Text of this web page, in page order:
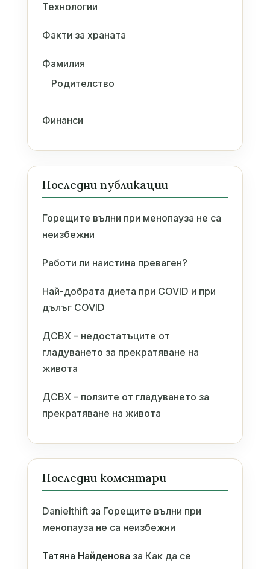
Технологии
Факти за храната
Фамилия
Родителство
Финанси
Последни публикации
Горещите вълни при менопауза не са
неизбежни
Работи ли наистина преваген?
Най-добрата диета при COVID и при
дълъг COVID
ДСВХ – недостатъците от
гладуването за прекратяване на
живота
ДСВХ – ползите от гладуването за
прекратяване на живота
Последни коментари
Danielthiftза Горещите вълни при
менопауза не са неизбежни
Татяна Найденова за Как да се